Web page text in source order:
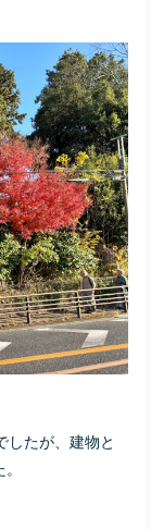
したが、建物と